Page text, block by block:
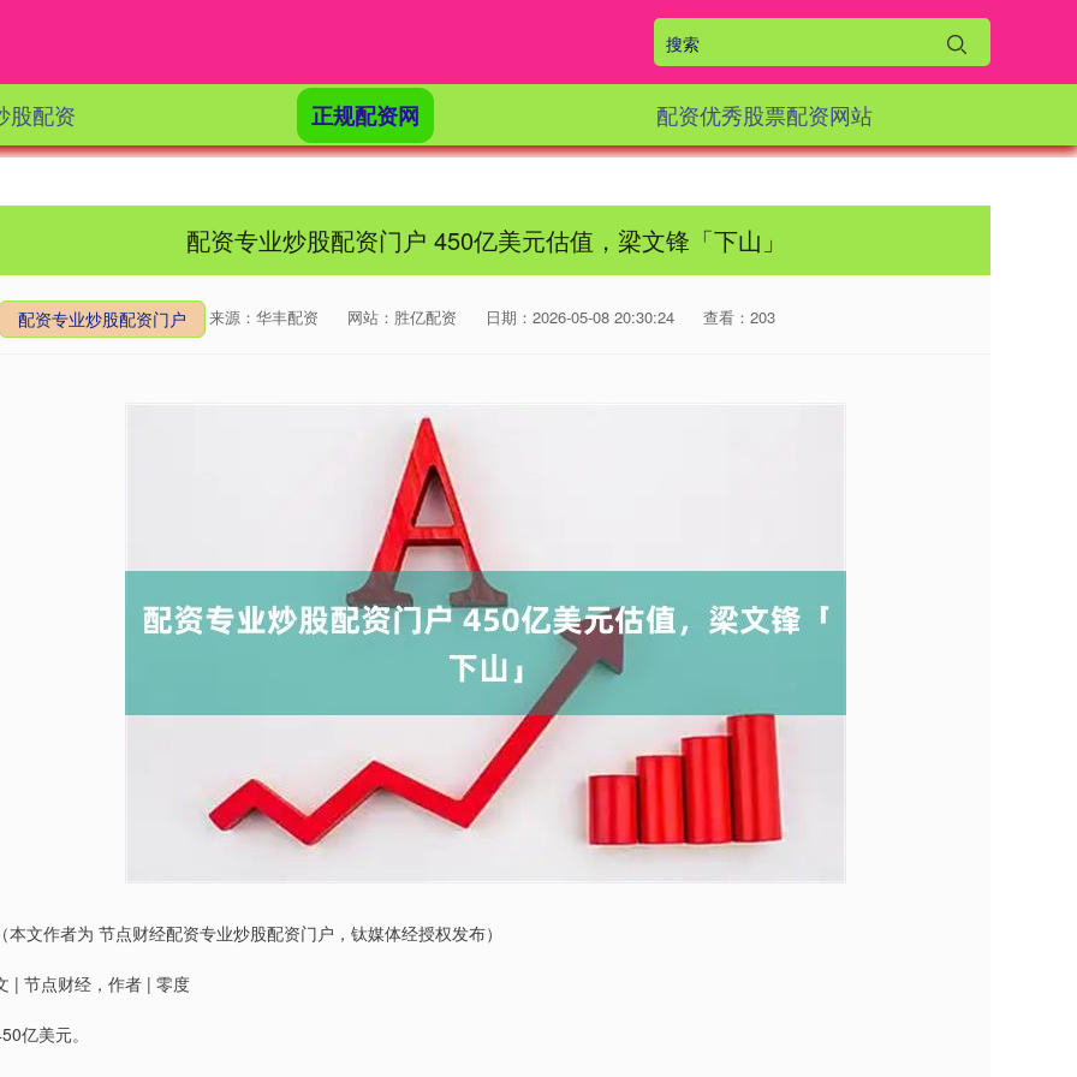
股配资 正规配资网 配资优秀股票配资网站
配资专业炒股配资门户 450亿美元估值，梁文锋「下山」
配资专业炒股配资门户 来源：华丰配资 网站：胜亿配资 日期：2026-05-08 20:30:24 查看：203
本文作者为 节点财经配资专业炒股配资门户，钛媒体经授权发布）
| 节点财经，作者 | 零度
亿美元。